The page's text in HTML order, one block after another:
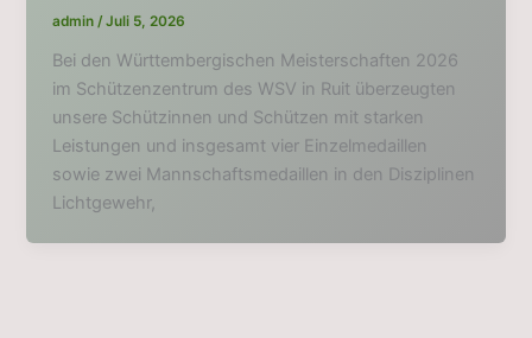
admin/Juli 5, 2026
Bei den Württembergischen Meisterschaften 2026
im Schützenzentrum des WSV in Ruit überzeugten
unsere Schützinnen und Schützen mit starken
Leistungen und insgesamt vier Einzelmedaillen
sowie zwei Mannschaftsmedaillen in den Disziplinen
Lichtgewehr,